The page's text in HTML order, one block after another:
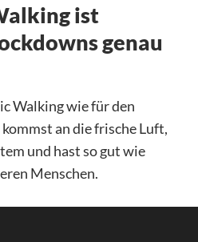
ist
genau
Walking wie für den
an die frische Luft,
und hast so gut wie
Menschen.